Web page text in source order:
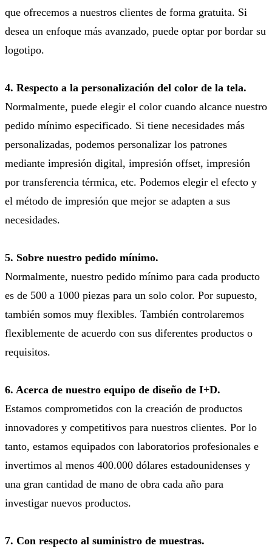
que ofrecemos a nuestros clientes de forma gratuita. Si
desea un enfoque más avanzado, puede optar por bordar su
logotipo.
4. Respecto a la personalización del color de la tela.
Normalmente, puede elegir el color cuando alcance nuestro
pedido mínimo especificado. Si tiene necesidades más
personalizadas, podemos personalizar los patrones
mediante impresión digital, impresión offset, impresión
por transferencia térmica, etc. Podemos elegir el efecto y
el método de impresión que mejor se adapten a sus
necesidades.
5. Sobre nuestro pedido mínimo.
Normalmente, nuestro pedido mínimo para cada producto
es de 500 a 1000 piezas para un solo color. Por supuesto,
también somos muy flexibles. También controlaremos
flexiblemente de acuerdo con sus diferentes productos o
requisitos.
6. Acerca de nuestro equipo de diseño de I+D.
Estamos comprometidos con la creación de productos
innovadores y competitivos para nuestros clientes. Por lo
tanto, estamos equipados con laboratorios profesionales e
invertimos al menos 400.000 dólares estadounidenses y
una gran cantidad de mano de obra cada año para
investigar nuevos productos.
7. Con respecto al suministro de muestras.